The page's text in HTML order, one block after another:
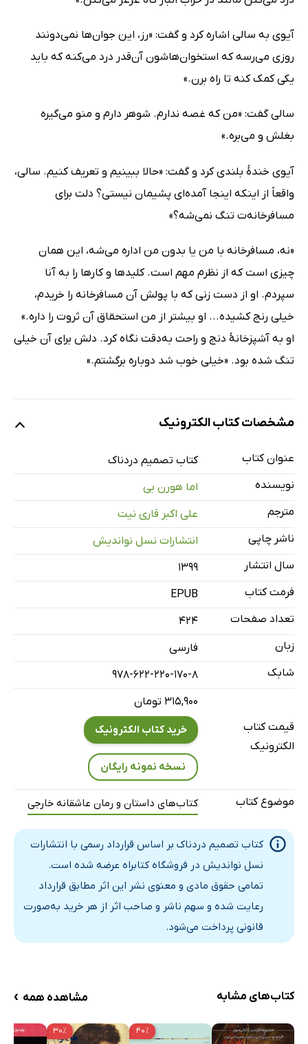
آیوی به سالی اشاره کرد و گفت: «رز، این جوان‌ها نمی‌دونند
روزی می‌رسه که استخوان‌هاشون آن‌قدر درد می‌کنه که باید
یکی کمک کنه تا راه برن.»
سالی گفت: «من که غصه ندارم. شوهر دارم و منو می‌گیره
بغلش و می‌بره.»
آیوی خندۀ بلندی کرد و گفت: «حالا ببینیم و تعریف کنیم. سالی،
واقعاً از اینکه اینجا آمده‌ای پشیمان نیستی؟ دلت برای
مسافرخانه‌ت تنگ نمی‌شه؟»
«نه، مسافرخانه با من یا بدون من اداره می‌شه، این همان
چیزی است که از نظرم مهم است. کلیدها و کارها را به آنا
سپردم. او از دست زنی که با پولش آن مسافرخانه را خریدم،
خیلی رنج کشیده... او بیشتر از من استحقاق آن ثروت را داره.»
او به آشپزخانۀ دنج و راحت به‌دقت نگاه کرد. دلش برای آن خیلی
تنگ شده بود. «خیلی خوب شد دوباره برگشتم.»
مشخصات کتاب الکترونیک
عنوان کتاب
کتاب تصمیم دردناک
نویسنده
اما هورن بی
مترجم
علی اکبر قاری نیت
ناشر چاپی
انتشارات نسل نواندیش
سال انتشار
۱۳۹۹
فرمت کتاب
EPUB
تعداد صفحات
424
زبان
فارسی
شابک
978-622-220-170-8
قیمت کتاب
الکترونیک
۳۱۵,۹۰۰ تومان
خرید کتاب الکترونیک
نسخه نمونه رایگان
موضوع کتاب کتاب‌های داستان و رمان عاشقانه خارجی
کتاب تصمیم دردناک بر اساس قرارداد رسمی با انتشارات
نسل نواندیش در فروشگاه کتابراه عرضه شده است.
تمامی حقوق مادی و معنوی نشر این اثر مطابق قرارداد
رعایت شده و سهم ناشر و صاحب اثر از هر خرید به‌صورت
قانونی پرداخت می‌شود.
کتاب‌های مشابه مشاهده همه ›
۴۰٪ ۳۰٪